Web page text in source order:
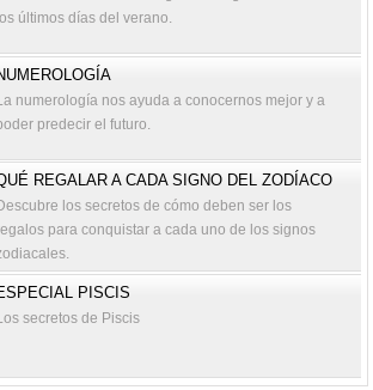
los últimos días del verano.
numerología nos ayuda a conocernos mejor y a
predecir el futuro.
REGALAR A CADA SIGNO DEL ZODÍACO
los secretos de cómo deben ser los
para conquistar a cada uno de los signos
PISCIS
secretos de Piscis